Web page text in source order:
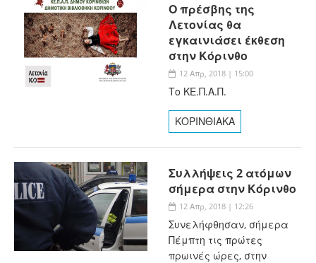
Ο πρέσβης της
Λετονίας θα
εγκαινιάσει έκθεση
στην Κόρινθο
12 Απρ, 2018 | 15:00
Το ΚΕ.Π.Α.Π.
ΚΟΡΙΝΘΙΑΚΑ
Συλλήψεις 2 ατόμων
σήμερα στην Κόρινθο
12 Απρ, 2018 | 12:26
Συνελήφθησαν, σήμερα
Πέμπτη τις πρώτες
πρωινές ώρες, στην